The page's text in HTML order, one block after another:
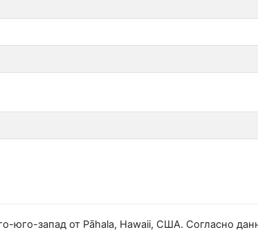
юго-запад от Pāhala, Hawaii, США. Согласно